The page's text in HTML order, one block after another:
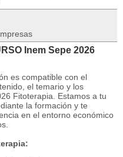
Inem Sepe 2026
es compatible con el
el temario y los
Fitoterapia. Estamos a tu
la formación y te
en el entorno económico